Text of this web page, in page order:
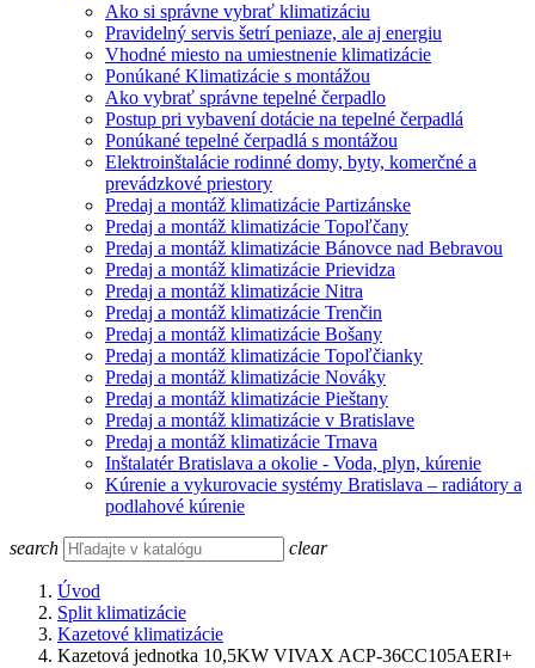
Ako si správne vybrať klimatizáciu
Pravidelný servis šetrí peniaze, ale aj energiu
Vhodné miesto na umiestnenie klimatizácie
Ponúkané Klimatizácie s montážou
Ako vybrať správne tepelné čerpadlo
Postup pri vybavení dotácie na tepelné čerpadlá
Ponúkané tepelné čerpadlá s montážou
Elektroinštalácie rodinné domy, byty, komerčné a
prevádzkové priestory
Predaj a montáž klimatizácie Partizánske
Predaj a montáž klimatizácie Topoľčany
Predaj a montáž klimatizácie Bánovce nad Bebravou
Predaj a montáž klimatizácie Prievidza
Predaj a montáž klimatizácie Nitra
Predaj a montáž klimatizácie Trenčin
Predaj a montáž klimatizácie Bošany
Predaj a montáž klimatizácie Topoľčianky
Predaj a montáž klimatizácie Nováky
Predaj a montáž klimatizácie Pieštany
Predaj a montáž klimatizácie v Bratislave
Predaj a montáž klimatizácie Trnava
Inštalatér Bratislava a okolie - Voda, plyn, kúrenie
Kúrenie a vykurovacie systémy Bratislava – radiátory a
podlahové kúrenie
search clear
Úvod
Split klimatizácie
Kazetové klimatizácie
Kazetová jednotka 10,5KW VIVAX ACP-36CC105AERI+